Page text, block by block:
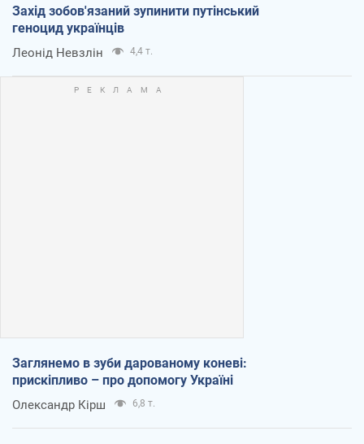
Захід зобов'язаний зупинити путінський
геноцид українців
Леонід Невзлін 4,4 т.
Заглянемо в зуби дарованому коневі:
прискіпливо – про допомогу Україні
Олександр Кірш 6,8 т.